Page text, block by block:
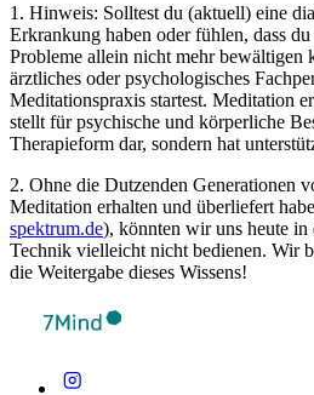
1. Hinweis: Solltest du (aktuell) eine
Erkrankung haben oder fühlen, dass
Probleme allein nicht mehr bewältigen
ärztliches oder psychologisches
Meditationspraxis startest. Meditation
stellt für psychische und körperliche
Therapieform dar, sondern hat
2. Ohne die Dutzenden Generationen
Meditation erhalten und überliefert
spektrum.de), könnten wir uns heute in
Technik vielleicht nicht bedienen. Wir
die Weitergabe dieses Wissens!